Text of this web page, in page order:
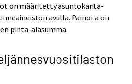
on määritetty asuntokanta-
avulla. Painona on
pinta-alasumma.